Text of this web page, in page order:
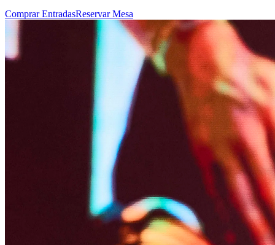
Comprar EntradasReservar Mesa